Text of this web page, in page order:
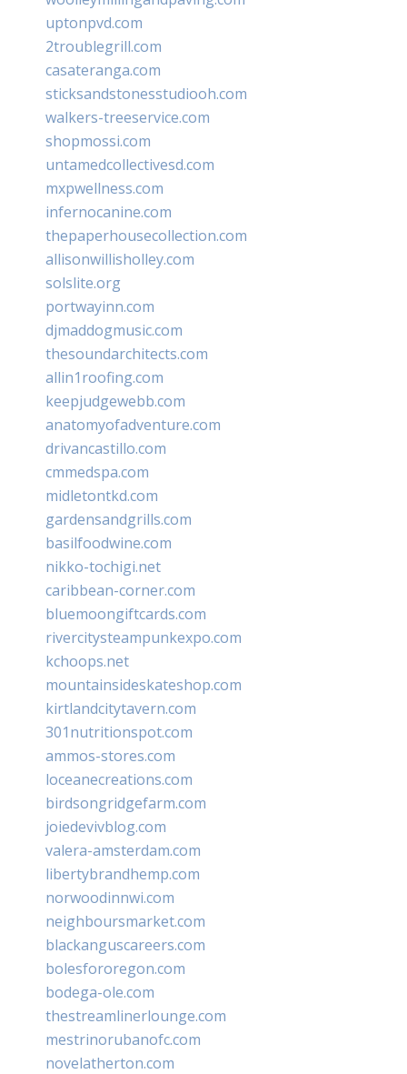
uptonpvd.com
2troublegrill.com
casateranga.com
sticksandstonesstudiooh.com
walkers-treeservice.com
shopmossi.com
untamedcollectivesd.com
mxpwellness.com
infernocanine.com
thepaperhousecollection.com
allisonwillisholley.com
solslite.org
portwayinn.com
djmaddogmusic.com
thesoundarchitects.com
allin1roofing.com
keepjudgewebb.com
anatomyofadventure.com
drivancastillo.com
cmmedspa.com
midletontkd.com
gardensandgrills.com
basilfoodwine.com
nikko-tochigi.net
caribbean-corner.com
bluemoongiftcards.com
rivercitysteampunkexpo.com
kchoops.net
mountainsideskateshop.com
kirtlandcitytavern.com
301nutritionspot.com
ammos-stores.com
loceanecreations.com
birdsongridgefarm.com
joiedevivblog.com
valera-amsterdam.com
libertybrandhemp.com
norwoodinnwi.com
neighboursmarket.com
blackanguscareers.com
bolesfororegon.com
bodega-ole.com
thestreamlinerlounge.com
mestrinorubanofc.com
novelatherton.com